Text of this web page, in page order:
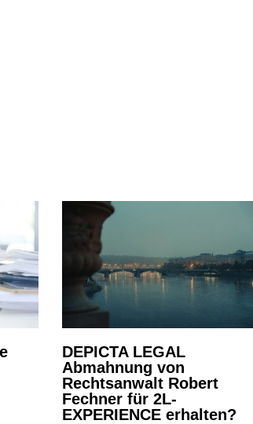
DEPICTA LEGAL
Abmahnung von
Rechtsanwalt Robert
Fechner für 2L-
EXPERIENCE erhalten?